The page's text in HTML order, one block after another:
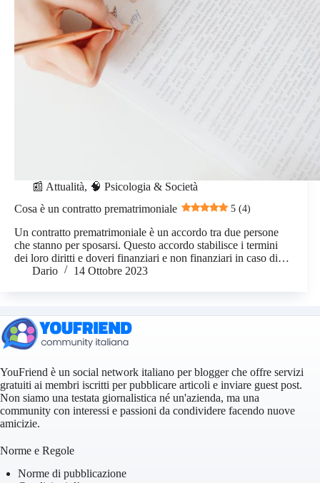
📰 Attualità, 🧠 Psicologia & Società
Cosa è un contratto prematrimoniale
5 (4)
Un contratto prematrimoniale è un accordo tra due persone
che stanno per sposarsi. Questo accordo stabilisce i termini
dei loro diritti e doveri finanziari e non finanziari in caso di…
Dario
14 Ottobre 2023
YouFriend è un social network italiano per blogger che offre servizi
gratuiti ai membri iscritti per pubblicare articoli e inviare guest post.
Non siamo una testata giornalistica né un'azienda, ma una
community con interessi e passioni da condividere facendo nuove
amicizie.
Norme e Regole
Norme di pubblicazione